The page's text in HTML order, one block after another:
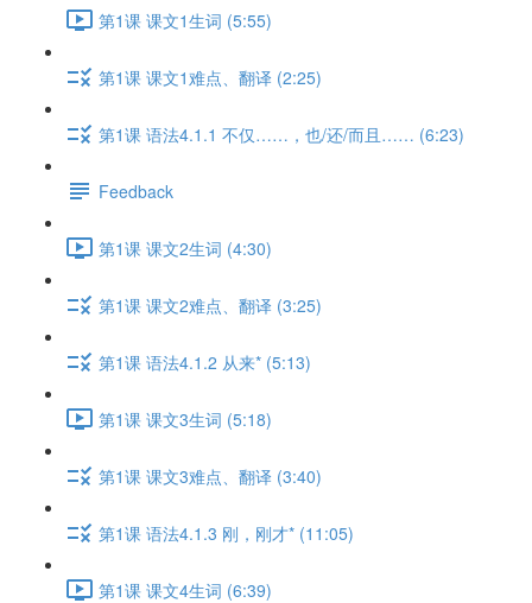
第1课 课文1生词 (5:55)
第1课 课文1难点、翻译 (2:25)
第1课 语法4.1.1 不仅……，也/还/而且…… (6:23)
Feedback
第1课 课文2生词 (4:30)
第1课 课文2难点、翻译 (3:25)
第1课 语法4.1.2 从来* (5:13)
第1课 课文3生词 (5:18)
第1课 课文3难点、翻译 (3:40)
第1课 语法4.1.3 刚，刚才* (11:05)
第1课 课文4生词 (6:39)